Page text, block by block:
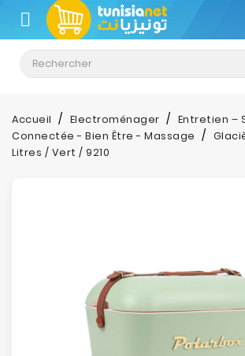
CATÉGORIE
Climatisation
Informatique
Téléphonie
Accueil Electroménager Entretien –
Connectée - Bien Être - Massage
Litres / Vert / 9210